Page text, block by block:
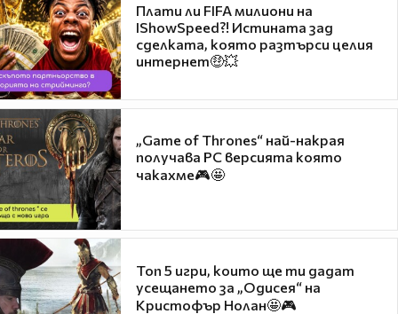
Плати ли FIFA милиони на
IShowSpeed?! Истината зад
сделката, която разтърси целия
интернет🤑💥
„Game of Thrones“ най-накрая
получава PC версията която
чакахме🎮🤩
Топ 5 игри, които ще ти дадат
усещането за „Одисея“ на
Кристофър Нолан🤩🎮